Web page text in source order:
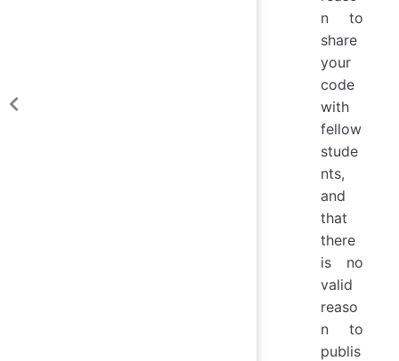
n to
share
your
code
with
fellow
stude
nts,
and
that
there
is no
valid
reaso
n to
publis